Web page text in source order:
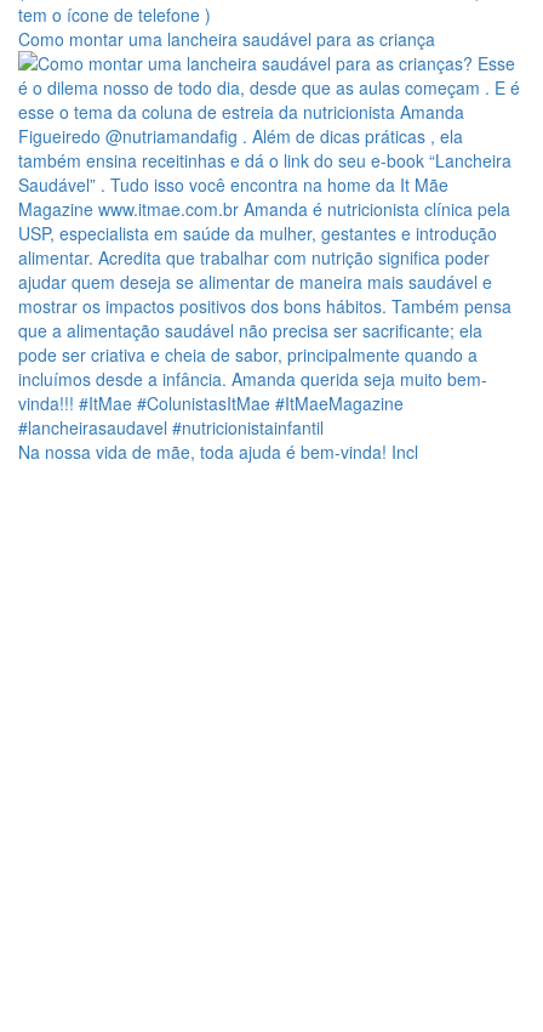
Como montar uma lancheira saudável para as criança
Na nossa vida de mãe, toda ajuda é bem-vinda! Incl